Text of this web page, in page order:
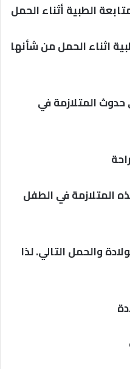
الطبية أثناء الحمل
اثناء الحمل من شأنها
حدوث المتلازمة في
المتلازمة في الطفل
والحمل التالي. لذا